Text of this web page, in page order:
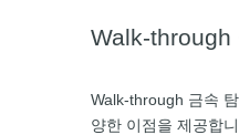
Walk-through
Walk-through 금속
양한 이점을 제공합니